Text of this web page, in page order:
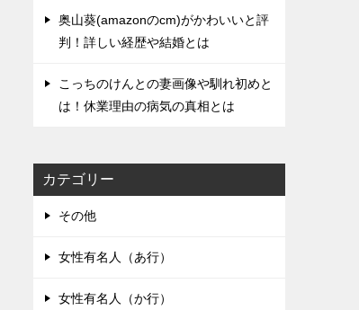
奥山葵(amazonのcm)がかわいいと評
判！詳しい経歴や結婚とは
こっちのけんとの妻画像や馴れ初めと
は！休業理由の病気の真相とは
カテゴリー
その他
女性有名人（あ行）
女性有名人（か行）